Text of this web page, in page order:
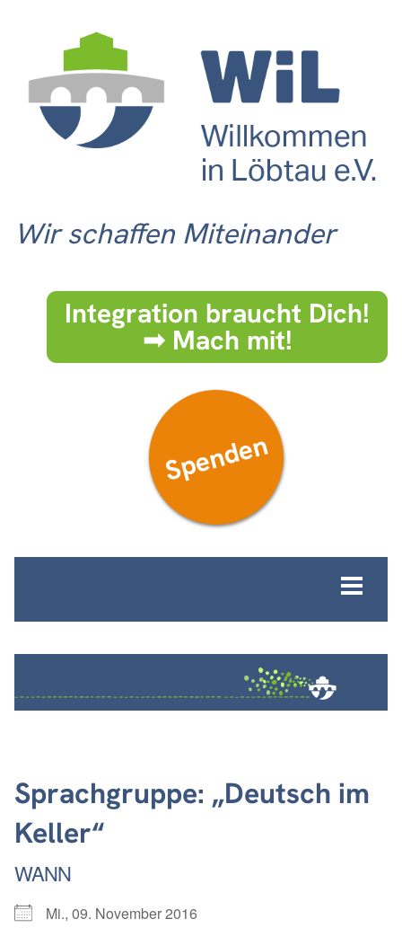
Wir schaffen Miteinander
Integration braucht Dich!
➟ Mach mit!
Spenden
Sprachgruppe: „Deutsch im
Keller“
WANN
Mi., 09. November 2016